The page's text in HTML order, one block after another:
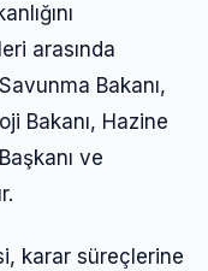
arasında
Bakanı,
Bakanı, Hazine
ve
karar süreçlerine